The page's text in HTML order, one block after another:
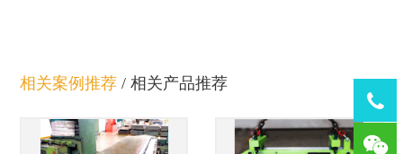
相关案例推荐 /相关产品推荐
Tel：